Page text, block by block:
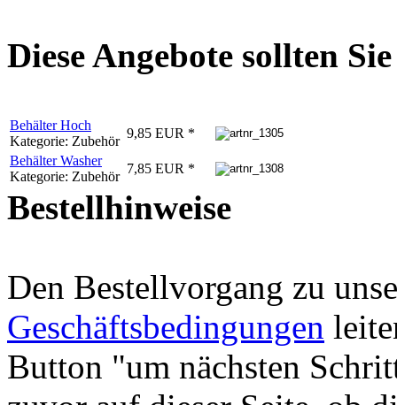
Diese Angebote sollten
Behälter Hoch
Kategorie: Zubehör
9,85 EUR *
Behälter Washer
Kategorie: Zubehör
7,85 EUR *
Bestellhinweise
Den Bestellvorgang zu
Geschäftsbedingungen
Button "um nächsten